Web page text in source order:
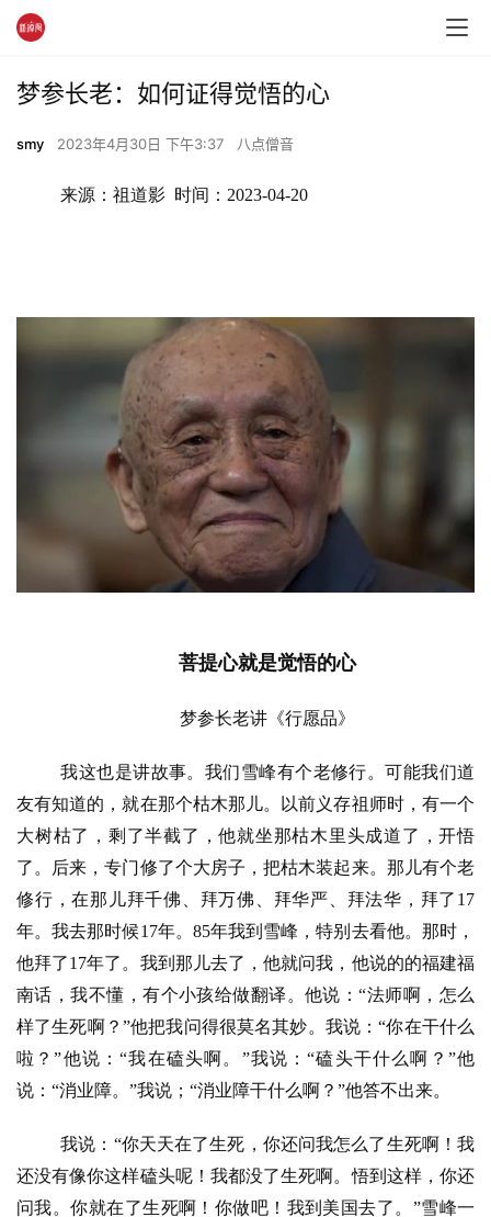
梦参长老：如何证得觉悟的心
smy 2023年4月30日 下午3:37 八点僧音
来源：祖道影  时间：2023-04-20
菩提心就是觉悟的心
梦参长老讲《行愿品》
我这也是讲故事。我们雪峰有个老修行。可能我们道
友有知道的，就在那个枯木那儿。以前义存祖师时，有一个
大树枯了，剩了半截了，他就坐那枯木里头成道了，开悟
了。后来，专门修了个大房子，把枯木装起来。那儿有个老
修行，在那儿拜千佛、拜万佛、拜华严、拜法华，拜了 17
年。我去那时候17年。85年我到雪峰，特别去看他。那时，
他拜了17年了。我到那儿去了，他就问我，他说的的福建福
南话，我不懂，有个小孩给做翻译。他说：“法师啊，怎么
样了生死啊？”他把我问得很莫名其妙。我说：“你在干什么
啦？”他说：“我在磕头啊。”我说：“磕头干什么啊？”他
说：“消业障。”我说；“消业障干什么啊？”他答不出来。
我说： “你天天在了生死，你还问我怎么了生死啊！我
还没有像你这样磕头呢！我都没了生死啊。悟到这样，你还
问我。你就在了生死啊！你做吧！我到美国去了。”雪峰一